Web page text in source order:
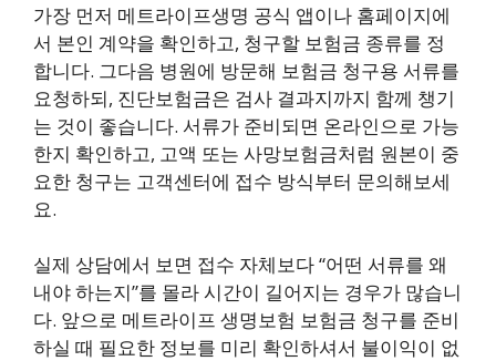
가장 먼저 메트라이프생명 공식 앱이나 홈페이지에
서 본인 계약을 확인하고, 청구할 보험금 종류를 정
합니다. 그다음 병원에 방문해 보험금 청구용 서류를
요청하되, 진단보험금은 검사 결과지까지 함께 챙기
는 것이 좋습니다. 서류가 준비되면 온라인으로 가능
한지 확인하고, 고액 또는 사망보험금처럼 원본이 중
요한 청구는 고객센터에 접수 방식부터 문의해보세
요.
실제 상담에서 보면 접수 자체보다 “어떤 서류를 왜
내야 하는지”를 몰라 시간이 길어지는 경우가 많습니
다. 앞으로 메트라이프 생명보험 보험금 청구를 준비
하실 때 필요한 정보를 미리 확인하셔서 불이익이 없